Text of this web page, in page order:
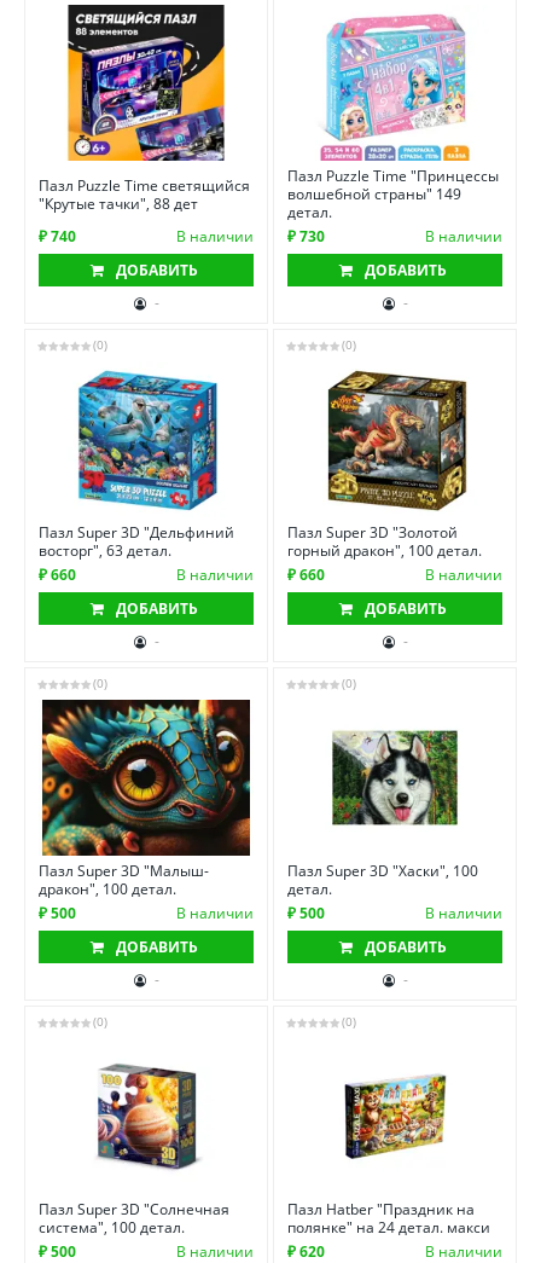
Пазл Puzzle Time светящийся
"Крутые тачки", 88 дет
₽ 740
В наличии
ДОБАВИТЬ
-
Пазл Puzzle Time "Принцессы
волшебной страны" 149
детал.
₽ 730
В наличии
ДОБАВИТЬ
-
(0)
Пазл Super 3D "Дельфиний
восторг", 63 детал.
₽ 660
В наличии
ДОБАВИТЬ
-
(0)
Пазл Super 3D "Золотой
горный дракон", 100 детал.
₽ 660
В наличии
ДОБАВИТЬ
-
(0)
Пазл Super 3D "Малыш-
дракон", 100 детал.
₽ 500
В наличии
ДОБАВИТЬ
-
(0)
Пазл Super 3D "Хаски", 100
детал.
₽ 500
В наличии
ДОБАВИТЬ
-
(0)
Пазл Super 3D "Солнечная
система", 100 детал.
₽ 500
В наличии
(0)
Пазл Hatber "Праздник на
полянке" на 24 детал. макси
₽ 620
В наличии